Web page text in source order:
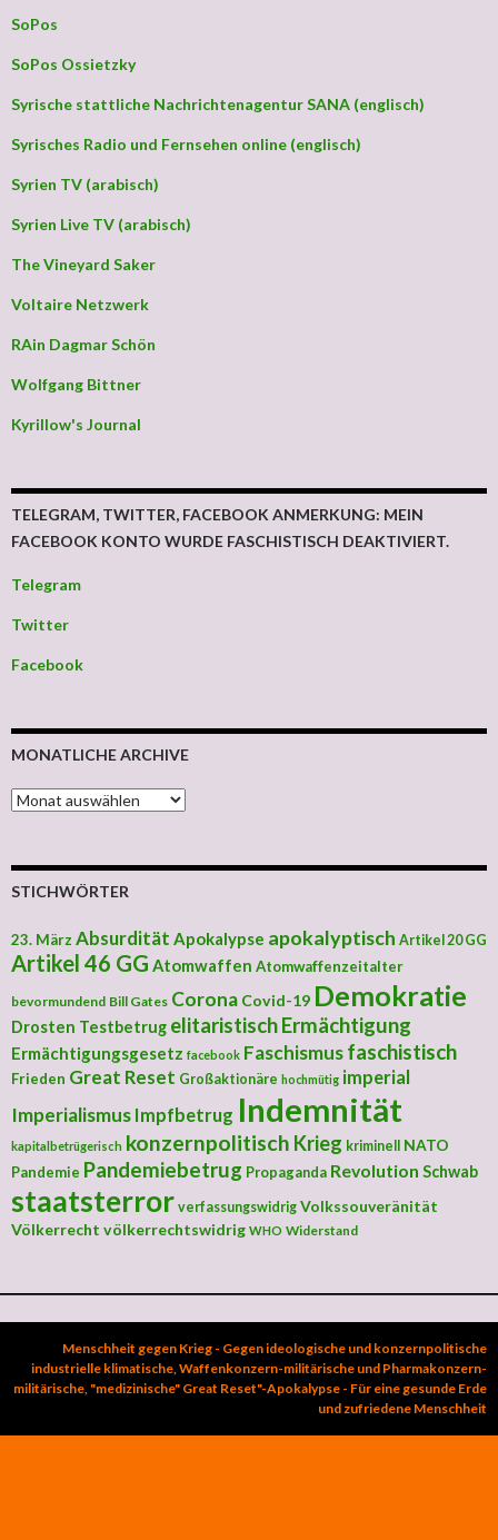
SoPos
SoPos Ossietzky
Syrische stattliche Nachrichtenagentur SANA (englisch)
Syrisches Radio und Fernsehen online (englisch)
Syrien TV (arabisch)
Syrien Live TV (arabisch)
The Vineyard Saker
Voltaire Netzwerk
RAin Dagmar Schön
Wolfgang Bittner
Kyrillow's Journal
TELEGRAM, TWITTER, FACEBOOK ANMERKUNG: MEIN
FACEBOOK KONTO WURDE FASCHISTISCH DEAKTIVIERT.
Telegram
Twitter
Facebook
MONATLICHE ARCHIVE
MONATLICHE ARCHIVE
STICHWÖRTER
23. März Absurdität Apokalypse apokalyptisch Artikel 20 GG
Artikel 46 GG Atomwaffen Atomwaffenzeitalter
bevormundend Bill Gates Corona Covid-19 Demokratie
Drosten Testbetrug elitaristischErmächtigung
Ermächtigungsgesetz facebook Faschismusfaschistisch
Frieden Great Reset Großaktionäre hochmütig imperial
Imperialismus Impfbetrug Indemnität
kapitalbetrügerisch konzernpolitisch Krieg kriminell
NATO
Pandemie Pandemiebetrug Propaganda Revolution Schwab
staatsterror verfassungswidrig Volkssouveränität
Völkerrecht völkerrechtswidrig WHO Widerstand
Menschheit gegen Krieg - Gegen ideologische und konzernpolitische
industrielle klimatische, Waffenkonzern-militärische und Pharmakonzern-
militärische, "medizinische" Great Reset"-Apokalypse - Für eine gesunde Erde
und zufriedene Menschheit